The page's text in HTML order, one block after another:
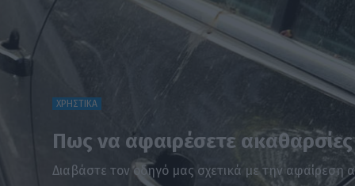
ΧΡΗΣΤΙΚΑ
Πως να αφαιρέσετε
Διαβάστε τον οδηγό μας σχετικά με την